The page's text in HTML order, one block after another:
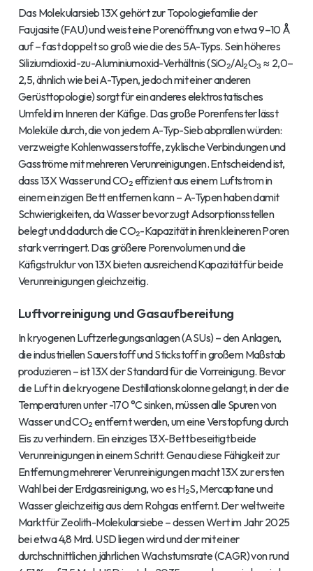
Das Molekularsieb 13X gehört zur Topologiefamilie der
Faujasite (FAU) und weist eine Porenöffnung von etwa 9–10 Å
auf – fast doppelt so groß wie die des 5A-Typs. Sein höheres
Siliziumdioxid-zu-Aluminiumoxid-Verhältnis (SiO₂/Al₂O₃ ≈ 2,0–
2,5, ähnlich wie bei A-Typen, jedoch mit einer anderen
Gerüsttopologie) sorgt für ein anderes elektrostatisches
Umfeld im Inneren der Käfige. Das große Porenfenster lässt
Moleküle durch, die von jedem A-Typ-Sieb abprallen würden:
verzweigte Kohlenwasserstoffe, zyklische Verbindungen und
Gasströme mit mehreren Verunreinigungen. Entscheidend ist,
dass 13X Wasser und CO₂ effizient aus einem Luftstrom in
einem einzigen Bett entfernen kann – A-Typen haben damit
Schwierigkeiten, da Wasser bevorzugt Adsorptionsstellen
belegt und dadurch die CO₂-Kapazität in ihren kleineren Poren
stark verringert. Das größere Porenvolumen und die
Käfigstruktur von 13X bieten ausreichend Kapazität für beide
Verunreinigungen gleichzeitig.
Luftvorreinigung und Gasaufbereitung
In kryogenen Luftzerlegungsanlagen (ASUs) – den Anlagen,
die industriellen Sauerstoff und Stickstoff in großem Maßstab
produzieren – ist 13X der Standard für die Vorreinigung. Bevor
die Luft in die kryogene Destillationskolonne gelangt, in der die
Temperaturen unter -170 °C sinken, müssen alle Spuren von
Wasser und CO₂ entfernt werden, um eine Verstopfung durch
Eis zu verhindern. Ein einziges 13X-Bett beseitigt beide
Verunreinigungen in einem Schritt. Genau diese Fähigkeit zur
Entfernung mehrerer Verunreinigungen macht 13X zur ersten
Wahl bei der Erdgasreinigung, wo es H₂S, Mercaptane und
Wasser gleichzeitig aus dem Rohgas entfernt. Der weltweite
Markt für Zeolith-Molekularsiebe – dessen Wert im Jahr 2025
bei etwa 4,8 Mrd. USD liegen wird und der mit einer
durchschnittlichen jährlichen Wachstumsrate (CAGR) von rund